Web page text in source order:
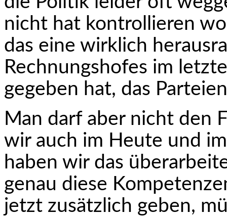
nicht hat kontrollieren
das eine wirklich
Rechnungshofes im
gegeben hat, das
Man darf aber nicht den
wir auch im Heute und
haben wir das
genau diese
jetzt zusätzlich geben,